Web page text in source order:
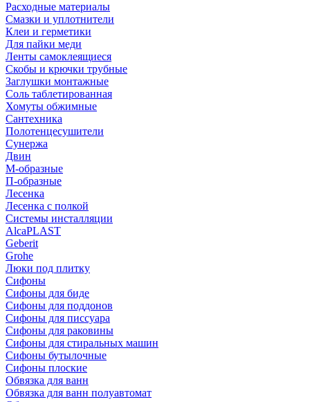
Расходные материалы
Смазки и уплотнители
Клеи и герметики
Для пайки меди
Ленты самоклеящиеся
Скобы и крючки трубные
Заглушки монтажные
Соль таблетированная
Хомуты обжимные
Сантехника
Полотенцесушители
Сунержа
Двин
М-образные
П-образные
Лесенка
Лесенка с полкой
Системы инсталляции
AlcaPLAST
Geberit
Grohe
Люки под плитку
Сифоны
Сифoны для биде
Сифoны для поддонов
Сифoны для писсуара
Сифоны для раковины
Сифоны для стиральных машин
Сифоны бутылочные
Сифоны плоские
Обвязка для ванн
Обвязка для ванн полуавтомат